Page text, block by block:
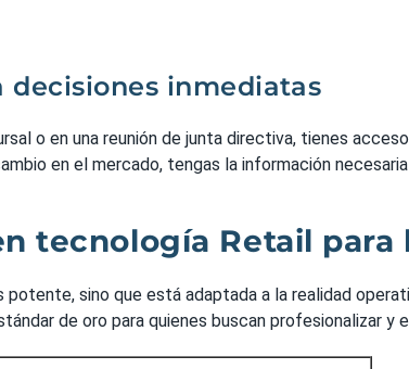
inmediatas
o en una reunión de junta directiva, tienes
en el mercado, tengas la información
tecnología Retail para
sino que está adaptada a la realidad
de oro para quienes buscan profesionalizar y